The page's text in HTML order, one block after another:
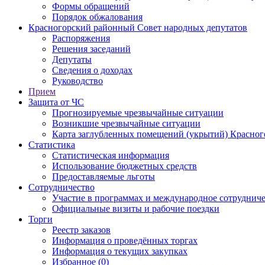
Формы обращений
Порядок обжалования
Красногорский районный Совет народных депутатов
Распоряжения
Решения заседаний
Депутаты
Сведения о доходах
Руководство
Прием
Защита от ЧС
Прогнозируемые чрезвычайные ситуации
Возникшие чрезвычайные ситуации
Карта заглубленных помещений (укрытий)
Статистика
Статистическая информация
Использование бюджетных средств
Предоставляемые льготы
Сотрудничество
Участие в программах и международное
Официальные визиты и рабочие поездки
Торги
Реестр заказов
Информация о проведённых торгах
Информация о текущих закупках
Избранное (0)